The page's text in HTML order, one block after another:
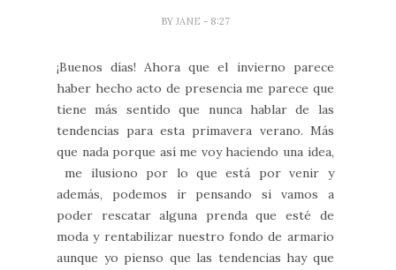
BY JANE - 8:27
¡Buenos días! Ahora que el invierno parece
haber hecho acto de presencia me parece que
tiene más sentido que nunca hablar de las
tendencias para esta primavera verano. Más
que nada porque así me voy haciendo una idea,
me ilusiono por lo que está por venir y
además, podemos ir pensando si vamos a
poder rescatar alguna prenda que esté de
moda y rentabilizar nuestro fondo de armario
aunque yo pienso que las tendencias hay que